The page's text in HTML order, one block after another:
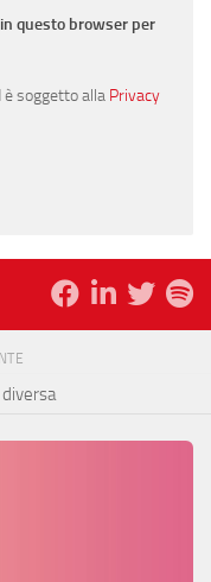
questo browser per
è soggetto alla Privacy